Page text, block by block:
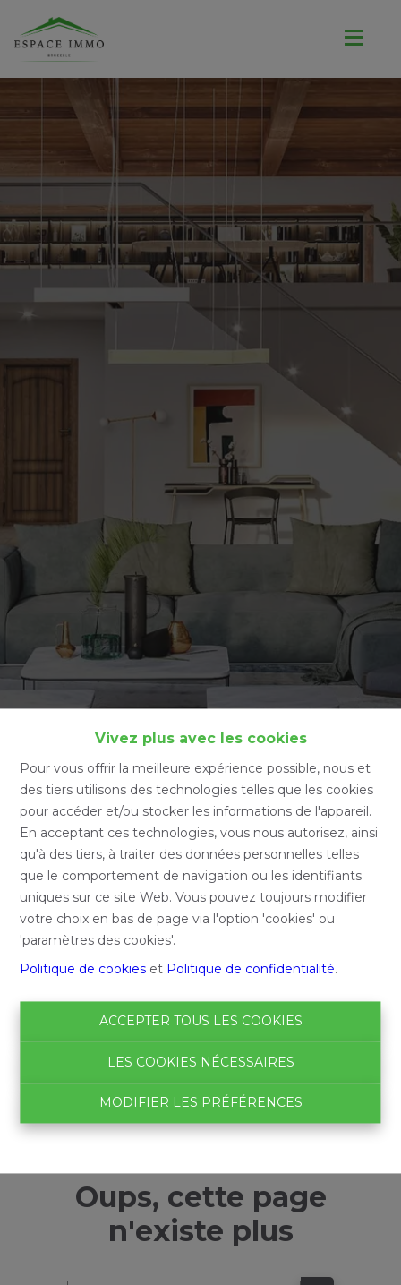
Vivez plus avec les cookies
Pour vous offrir la meilleure expérience possible, nous et
des tiers utilisons des technologies telles que les cookies
pour accéder et/ou stocker les informations de l'appareil.
En acceptant ces technologies, vous nous autorisez, ainsi
qu'à des tiers, à traiter des données personnelles telles
que le comportement de navigation ou les identifiants
uniques sur ce site Web. Vous pouvez toujours modifier
votre choix en bas de page via l'option 'cookies' ou
'paramètres des cookies'.
Politique de cookies et Politique de confidentialité.
ACCEPTER TOUS LES COOKIES
LES COOKIES NÉCESSAIRES
MODIFIER LES PRÉFÉRENCES
Accueil
Accueil
Oups, cette page
n'existe plus